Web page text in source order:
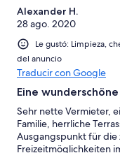
Alexander H.
28 ago. 2020
Le gustó: Limpieza,
del anuncio
Traducir con Google
Eine
Sehr nette Vermieter,
Familie, herrliche
Ausgangspunkt für die
Freizeitmöglichkeiten